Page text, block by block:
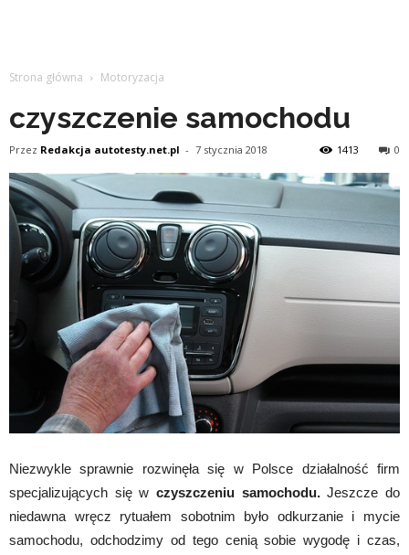
Strona główna Motoryzacja
czyszczenie samochodu
Przez Redakcja autotesty.net.pl - 7 stycznia 2018 0
1413
Niezwykle sprawnie rozwinęła się w Polsce działalność firm
specjalizujących się w czyszczeniu samochodu.Jeszcze do
niedawna wręcz rytuałem sobotnim było odkurzanie i mycie
samochodu, odchodzimy od tego cenią sobie wygodę i czas,